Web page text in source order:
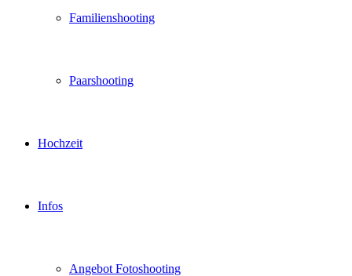
Familienshooting
Paarshooting
Hochzeit
Infos
Angebot Fotoshooting